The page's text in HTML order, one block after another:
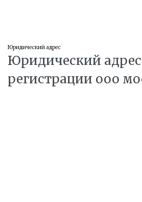
Юридический адрес
Юридический
регистрации ооо